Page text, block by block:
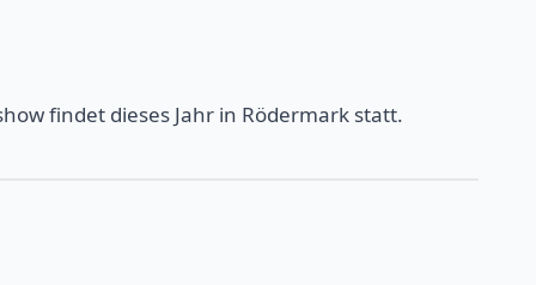
findet dieses Jahr in Rödermark statt.